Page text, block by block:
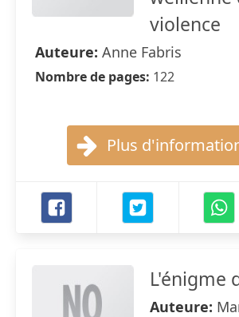
violence
Auteure: Anne Fabris
Nombre de pages: 122
Plus
L'énigme
Auteure: